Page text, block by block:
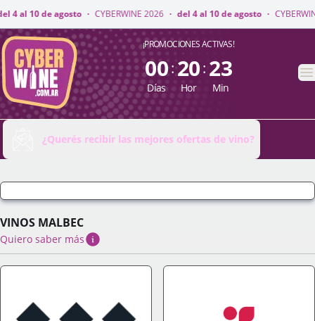
2026 · del 4 al 10 de agosto CYBERWINE 2026 · del 4 al 10 de
CyberWine ¡PROMOCIONES ACTIVAS!
00
Días
: 20
Hor
: 23
Min
¿Querés recibir las mejores ofertas de vino?
VINOS MALBEC
Quiero saber más